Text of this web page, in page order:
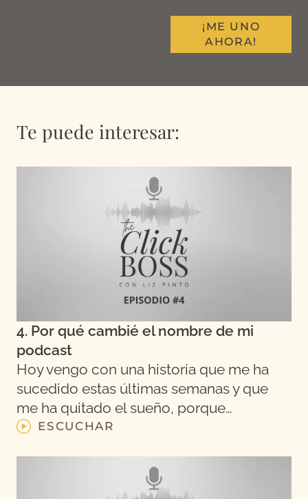
¡ME UNO
AHORA!
Te puede interesar:
4. Por qué cambié el nombre de mi
podcast
Hoy vengo con una historia que me ha
sucedido estas últimas semanas y que
me ha quitado el sueño, porque…
ESCUCHAR